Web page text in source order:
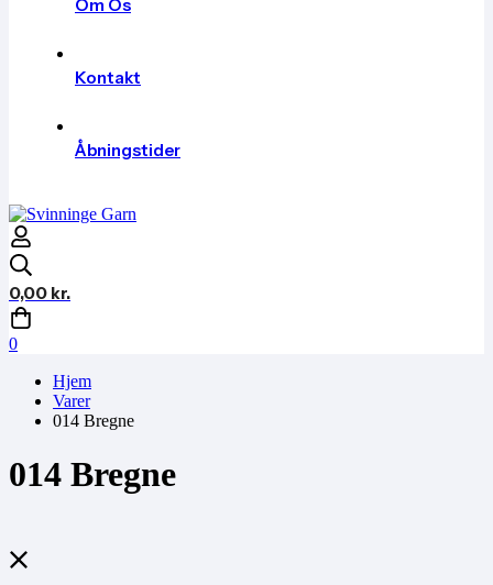
Om Os
Kontakt
Åbningstider
0,00 kr.
0
Hjem
Varer
014 Bregne
014 Bregne